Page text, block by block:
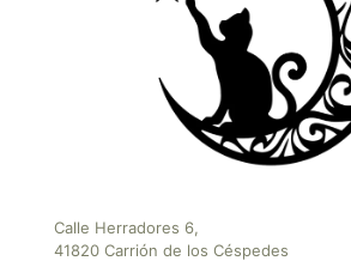
Calle Herradores 6,
41820 Carrión de los Céspedes